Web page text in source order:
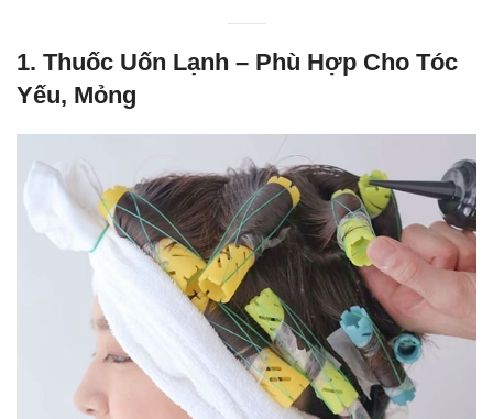
1. Thuốc Uốn Lạnh – Phù Hợp Cho Tóc
Yếu, Mỏng